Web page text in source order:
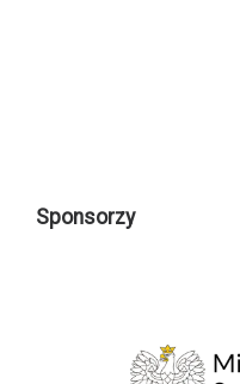
Sponsorzy